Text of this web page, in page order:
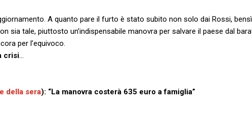
A quanto pare il furto è stato subito non solo dai Rossi,
sia tale, piuttosto un’indispensabile manovra per salvare il paese dal
per l’equivoco.
crisi…
della sera): “La manovra costerà 635 euro a famiglia”